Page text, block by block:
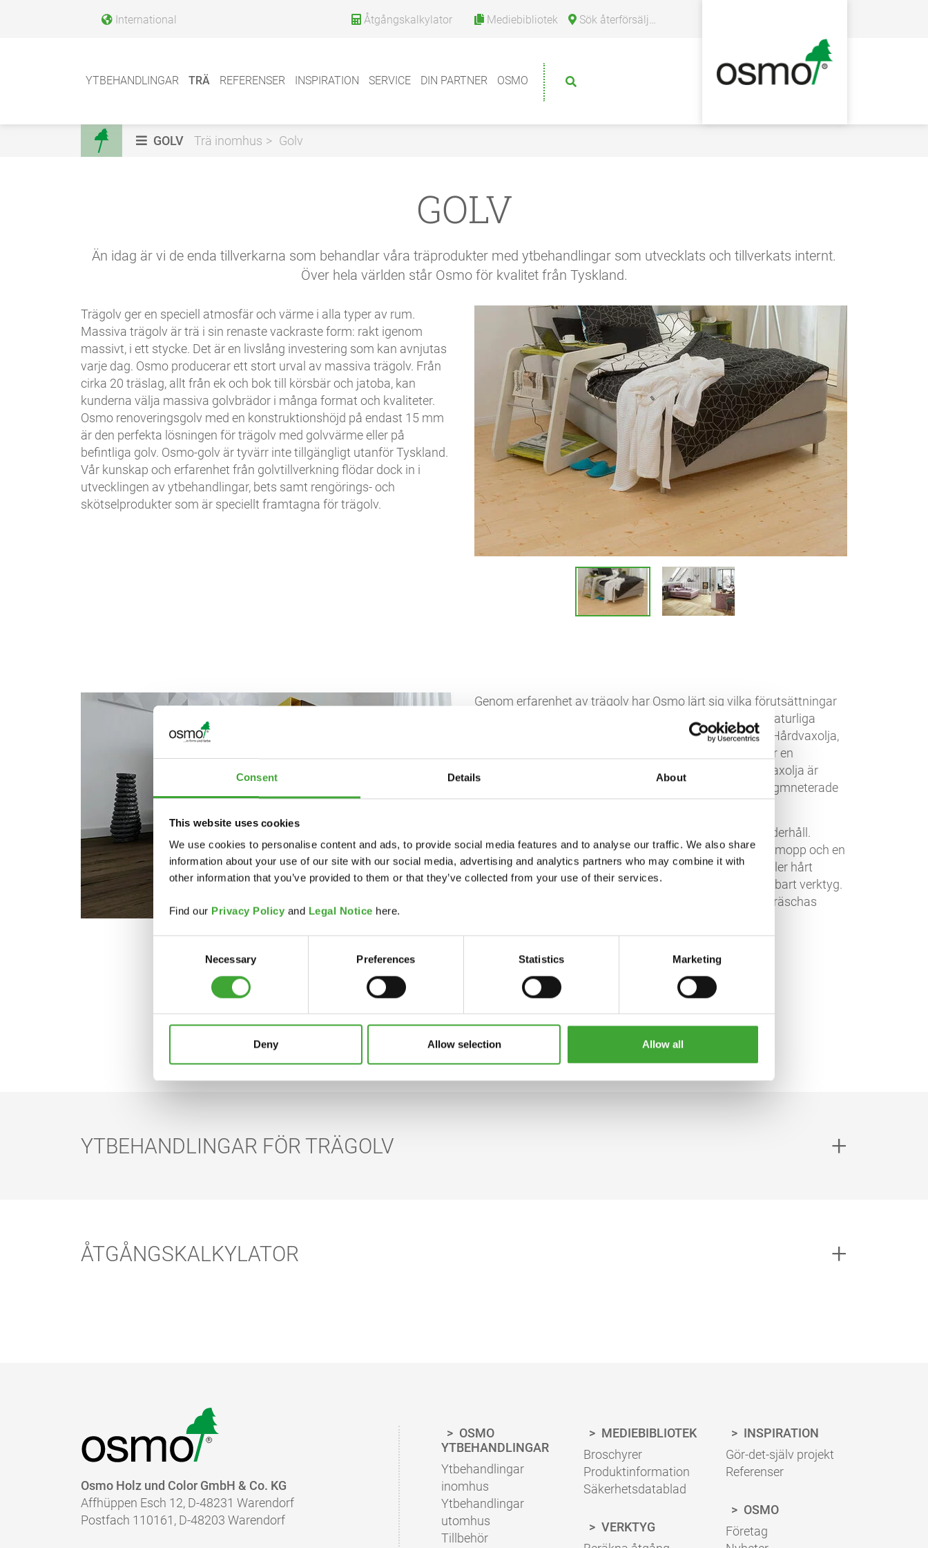
Consent Details About
This website uses cookies
We use cookies to personalise content and ads, to provide social media features and to analyse our traffic. We also share
information about your use of our site with our social media, advertising and analytics partners who may combine it with
other information that you’ve provided to them or that they’ve collected from your use of their services.
Find our Privacy Policy and Legal Notice here.
Necessary Preferences Statistics Marketing
Deny Allow selection Allow all
International Åtgångskalkylator Mediebibliotek Sök återförsäljare
YTBEHANDLINGAR TRÄ REFERENSER INSPIRATION SERVICE DIN PARTNER OSMO
GOLV Trä inomhus Golv
GOLV
Än idag är vi de enda tillverkarna som behandlar våra träprodukter med ytbehandlingar som utvecklats och tillverkats internt.
Över hela världen står Osmo för kvalitet från Tyskland.
Trägolv ger en speciell atmosfär och värme i alla typer av rum.
Massiva trägolv är trä i sin renaste vackraste form: rakt igenom
massivt, i ett stycke. Det är en livslång investering som kan avnjutas
varje dag. Osmo producerar ett stort urval av massiva trägolv. Från
cirka 20 träslag, allt från ek och bok till körsbär och jatoba, kan
kunderna välja massiva golvbrädor i många format och kvaliteter.
Osmo renoveringsgolv med en konstruktionshöjd på endast 15 mm
är den perfekta lösningen för trägolv med golvvärme eller på
befintliga golv. Osmo-golv är tyvärr inte tillgängligt utanför Tyskland.
Vår kunskap och erfarenhet från golvtillverkning flödar dock in i
utvecklingen av ytbehandlingar, bets samt rengörings- och
skötselprodukter som är speciellt framtagna för trägolv.
Genom erfarenhet av trägolv har Osmo lärt sig vilka förutsättningar
som krävs av en ytbehandling. Trä måste behålla sina naturliga
egenskaper och kunna absorbera och avge fukt. Osmo Hårdvaxolja,
en ytbehandling baserad på naturlig olja och vax, skapar en
öppenporig, andningsbar och slitstark yta. Osmo Hårdvaxolja är
grunden för utvecklingen av våra andra ofärgade och pigmneterade
Trägolv av hög kvalitet kräver optimal rengöring och underhåll.
Fotavtryck och smuts kan enkelt tas bort med en fuktig mopp och en
liten mängd Osmo Rengöringsmedel. För envis smuts eller hårt
trafikerade områden är Osmo Underhållsvax ett användbart verktyg.
Tack vare de naturliga vaxerna och oljorna i produkten fräschas
TIPS OCH VERKTYG
YTBEHANDLINGAR FÖR TRÄGOLV
ÅTGÅNGSKALKYLATOR
Osmo Holz und Color GmbH & Co. KG
Affhüppen Esch 12, D-48231 Warendorf
Postfach 110161, D-48203 Warendorf
OSMO
YTBEHANDLINGAR
Ytbehandlingar
inomhus
Ytbehandlingar
utomhus
Tillbehör
MEDIEBIBLIOTEK
Broschyrer
Produktinformation
Säkerhetsdatablad
VERKTYG
INSPIRATION
Gör-det-själv projekt
Referenser
OSMO
Företag